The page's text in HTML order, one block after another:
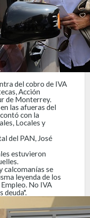
del cobro de IVA
Acción
de Monterrey.
las afueras del
con la
Locales y
del PAN, José
estuvieron
calcomanías se
leyenda de los
No IVA
deuda".